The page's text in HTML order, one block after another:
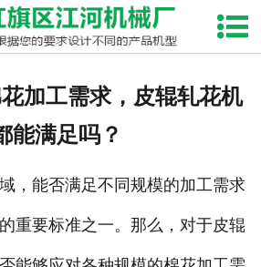
网站首页
资质荣誉
加工需求，皮辊轧花机
能满足吗？
能否满足不同规模的加工需求
重要标准之一。那么，对于皮辊